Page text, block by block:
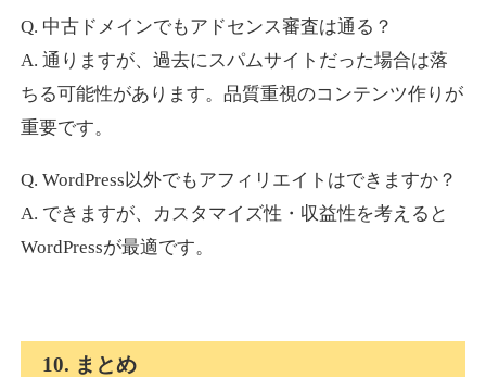
Q. 中古ドメインでもアドセンス審査は通る？
A. 通りますが、過去にスパムサイトだった場合は落
ちる可能性があります。品質重視のコンテンツ作りが
重要です。
Q. WordPress以外でもアフィリエイトはできますか？
A. できますが、カスタマイズ性・収益性を考えると
WordPressが最適です。
10. まとめ